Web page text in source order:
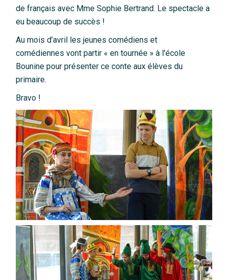
de français avec Mme Sophie Bertrand. Le spectacle a
eu beaucoup de succès !
Au mois d’avril les jeunes comédiens et
comédiennes vont partir « en tournée » à l’école
Bounine pour présenter ce conte aux élèves du
primaire.
Bravo !